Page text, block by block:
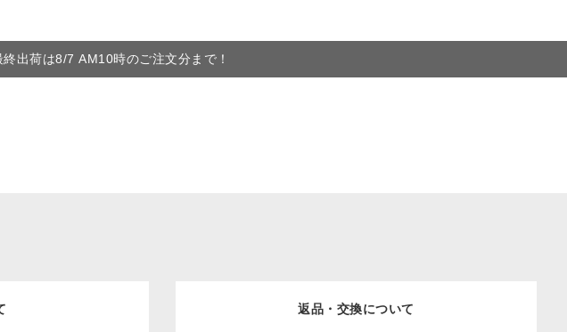
出荷は8/7 AM10時のご注文分まで！
返品・交換について